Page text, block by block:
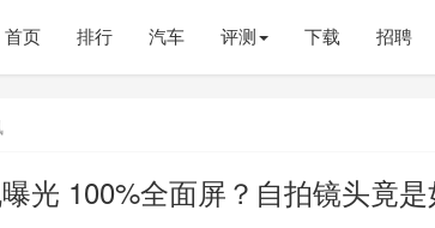
首页 排行 汽车 评测 下载 招聘
光 100%全面屏？自拍镜头竟